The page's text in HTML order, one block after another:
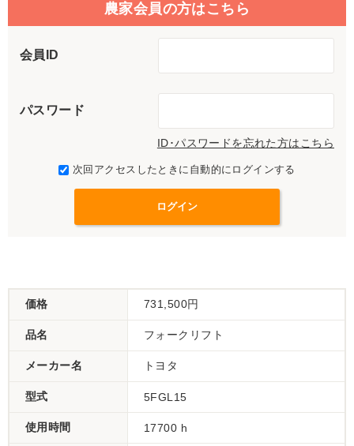
農家会員の方はこちら
会員ID
パスワード
ID･パスワードを忘れた方はこちら
次回アクセスしたときに自動的にログインする
価格 731,500円
品名 フォークリフト
メーカー名 トヨタ
型式 5FGL15
使用時間 17700 h